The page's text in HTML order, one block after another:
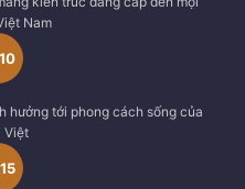
Nam
hưởng tới phong cách sống của
Việt